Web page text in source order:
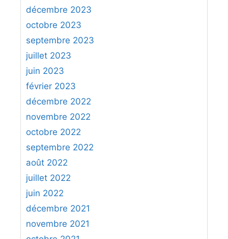
décembre 2023
octobre 2023
septembre 2023
juillet 2023
juin 2023
février 2023
décembre 2022
novembre 2022
octobre 2022
septembre 2022
août 2022
juillet 2022
juin 2022
décembre 2021
novembre 2021